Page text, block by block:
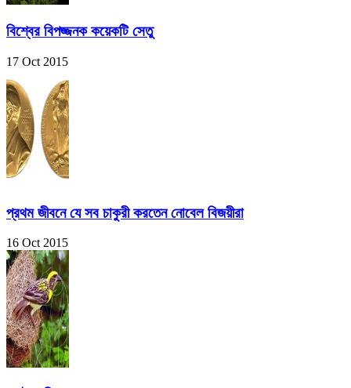
বিশ্বের বিপজ্জনক কয়েকটি সেতু
17 Oct 2015
প্রথম জীবনে যে সব চাকুরী করতেন নোবেল বিজয়ীরা
16 Oct 2015